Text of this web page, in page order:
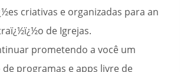
criativas e organizadas para an
de Igrejas.
prometendo a você um
de programas e apps livre de